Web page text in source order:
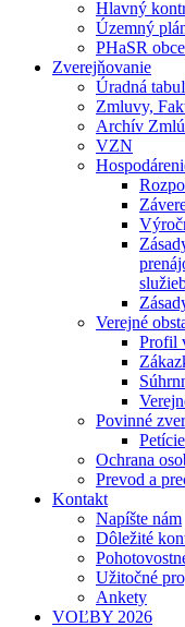
Hlavný
Územný
PHaSR obce
Zverejňovanie
Úradná
Zmluvy,
Archív
VZN
Verejné
Profil
Povinné
Petície
Ochrana
Prevod a
Kontakt
Napíšte nám
Dôležité
Užitočné
Ankety
VOĽBY 2026